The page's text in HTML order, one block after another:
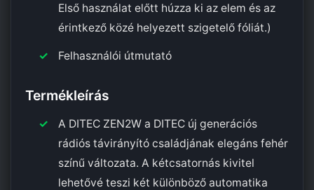
Első használat előtt húzza ki az elem és az
érintkező közé helyezett szigetelő fóliát.)
Felhasználói útmutató
Termékleírás
A DITEC ZEN2W a DITEC új generációs
rádiós távirányító családjának elegáns fehér
színű változata. A kétcsatornás kivitel
lehetővé teszi két különböző automatika